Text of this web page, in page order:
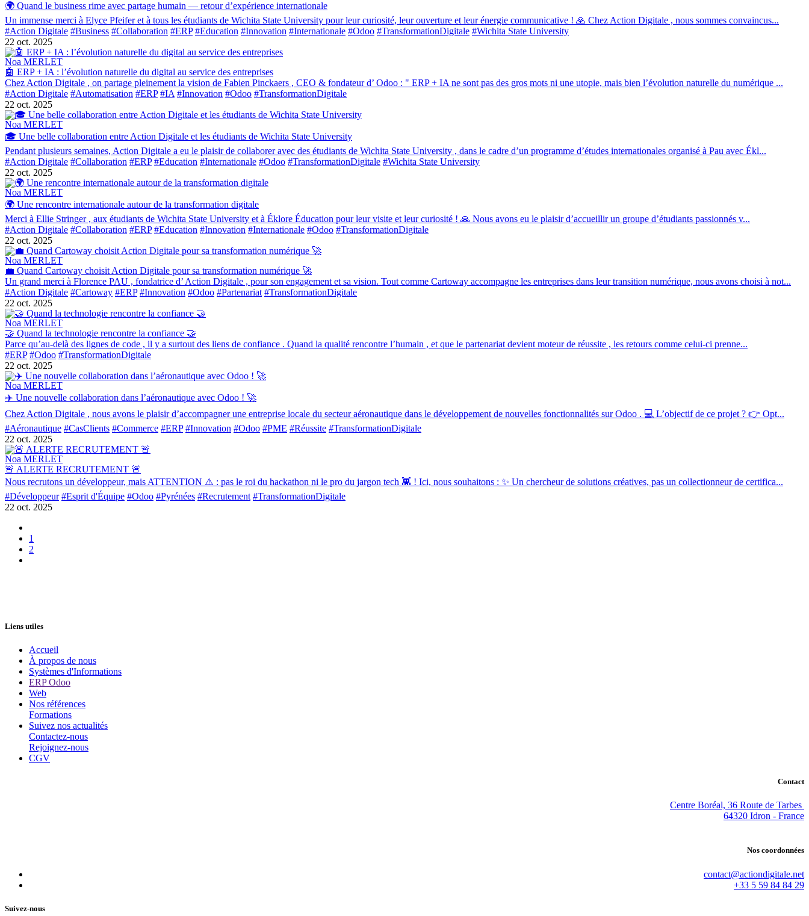
🌍 Quand le business rime avec partage humain — retour d’expérience internationale
Un immense merci à Elyce Pfeifer et à tous les étudiants de Wichita State University pour leur curiosité, leur ouverture et leur énergie communicative ! 🙏 Chez Action Digitale , nous sommes convaincus...
#Action Digitale #Business #Collaboration #ERP #Education #Innovation #Internationale #Odoo #TransformationDigitale #Wichita State University
22 oct. 2025
Noa MERLET
🤖 ERP + IA : l’évolution naturelle du digital au service des entreprises
Chez Action Digitale , on partage pleinement la vision de Fabien Pinckaers , CEO & fondateur d’ Odoo : " ERP + IA ne sont pas des gros mots ni une utopie, mais bien l’évolution naturelle du numérique ...
#Action Digitale #Automatisation #ERP #IA #Innovation #Odoo #TransformationDigitale
22 oct. 2025
Noa MERLET
🎓 Une belle collaboration entre Action Digitale et les étudiants de Wichita State University
Pendant plusieurs semaines, Action Digitale a eu le plaisir de collaborer avec des étudiants de Wichita State University , dans le cadre d’un programme d’études internationales organisé à Pau avec Ékl...
#Action Digitale #Collaboration #ERP #Education #Internationale #Odoo #TransformationDigitale #Wichita State University
22 oct. 2025
Noa MERLET
🌍 Une rencontre internationale autour de la transformation digitale
Merci à Ellie Stringer , aux étudiants de Wichita State University et à Éklore Éducation pour leur visite et leur curiosité ! 🙏 Nous avons eu le plaisir d’accueillir un groupe d’étudiants passionnés v...
#Action Digitale #Collaboration #ERP #Education #Innovation #Internationale #Odoo #TransformationDigitale
22 oct. 2025
Noa MERLET
💼 Quand Cartoway choisit Action Digitale pour sa transformation numérique 🚀
Un grand merci à Florence PAU , fondatrice d’ Action Digitale , pour son engagement et sa vision. Tout comme Cartoway accompagne les entreprises dans leur transition numérique, nous avons choisi à not...
#Action Digitale #Cartoway #ERP #Innovation #Odoo #Partenariat #TransformationDigitale
22 oct. 2025
Noa MERLET
🤝 Quand la technologie rencontre la confiance 🤝
Parce qu’au-delà des lignes de code , il y a surtout des liens de confiance . Quand la qualité rencontre l’humain , et que le partenariat devient moteur de réussite , les retours comme celui-ci prenne...
#ERP #Odoo #TransformationDigitale
22 oct. 2025
Noa MERLET
✈️ Une nouvelle collaboration dans l’aéronautique avec Odoo ! 🚀
Chez Action Digitale , nous avons le plaisir d’accompagner une entreprise locale du secteur aéronautique dans le développement de nouvelles fonctionnalités sur Odoo . 💻 L’objectif de ce projet ? 👉 Opt...
#Aéronautique #CasClients #Commerce #ERP #Innovation #Odoo #PME #Réussite #TransformationDigitale
22 oct. 2025
Noa MERLET
🚨 ALERTE RECRUTEMENT 🚨
Nous recrutons un développeur, mais ATTENTION ⚠️ : pas le roi du hackathon ni le pro du jargon tech 👾 ! Ici, nous souhaitons : ✨ Un chercheur de solutions créatives, pas un collectionneur de certifica...
#Développeur #Esprit d'Équipe #Odoo #Pyrénées #Recrutement #TransformationDigitale
22 oct. 2025
1
2
Liens utiles
Accueil
À propos de nous
Systèmes d'Informations
ERP Odoo
Web
Nos références
Formations
Suivez nos actualités
Contactez-nous
Rejoignez-nous
CGV
Contact
Centre Boréal, 36 Route de Tarbes
64320 Idron - France
Nos coordonnées
contact@actiondigitale.net
+33 5 59 84 84 29
Suivez-nous